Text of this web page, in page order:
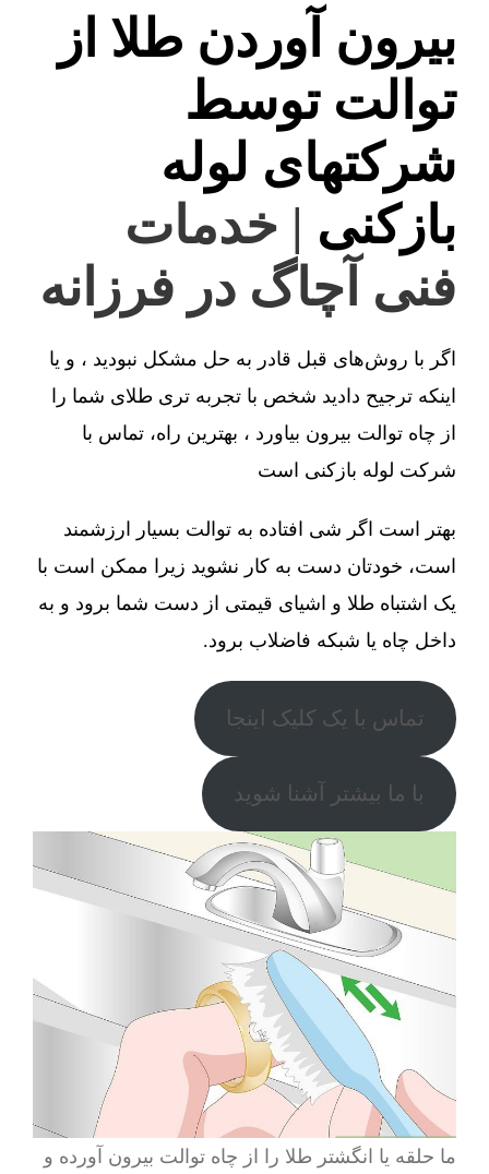
بیرون آوردن طلا از
توالت توسط
شرکتهای لوله
بازکنی | خدمات
فنی آچاگ در فرزانه
اگر با روش‌های قبل قادر به حل مشکل نبودید ، و یا
اینکه ترجیح دادید شخص با تجربه تری طلای شما را
از چاه توالت بیرون بیاورد ، بهترین راه، تماس با
شرکت لوله بازکنی است
بهتر است اگر شی افتاده به توالت بسیار ارزشمند
است، خودتان دست به کار نشوید زیرا ممکن است با
یک اشتباه طلا و اشیای قیمتی از دست شما برود و به
داخل چاه یا شبکه فاضلاب برود.
تماس با یک کلیک اینجا
با ما بیشتر آشنا شوید
ما حلقه یا انگشتر طلا را از چاه توالت بیرون آورده و